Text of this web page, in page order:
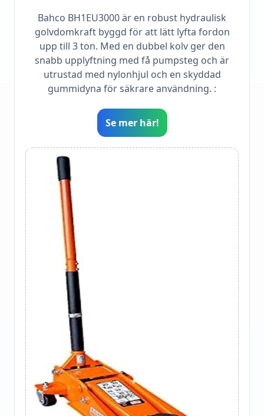
Bahco BH1EU3000 är en robust hydraulisk
golvdomkraft byggd för att lätt lyfta fordon
upp till 3 ton. Med en dubbel kolv ger den
snabb upplyftning med få pumpsteg och är
utrustad med nylonhjul och en skyddad
gummidyna för säkrare användning. :
Se mer här!